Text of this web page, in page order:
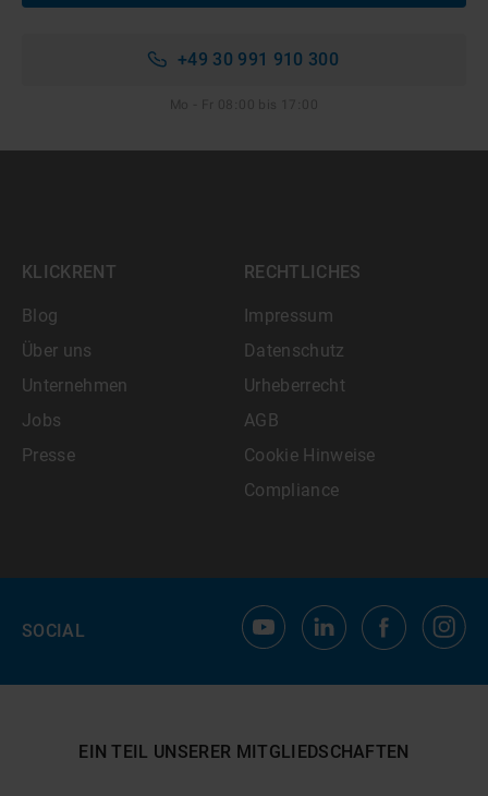
+49 30 991 910 300
KLICKRENT
Blog
Über uns
Unternehmen
Jobs
Presse
RECHTLICHES
Impressum
Datenschutz
Urheberrecht
AGB
Cookie Hinweise
Compliance
SOCIAL
EIN TEIL UNSERER MITGLIEDSCHAFTEN